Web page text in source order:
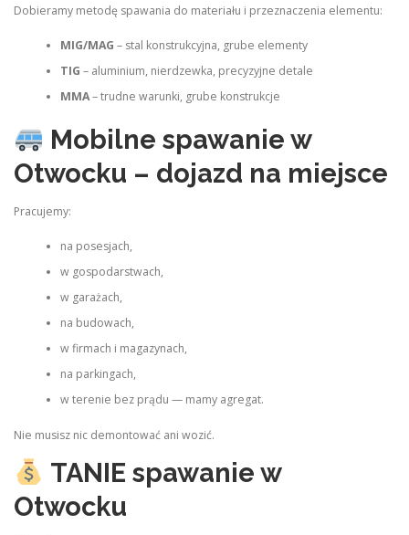
Dobieramy metodę spawania do materiału i przeznaczenia elementu:
MIG/MAG – stal konstrukcyjna, grube elementy
TIG – aluminium, nierdzewka, precyzyjne detale
MMA– trudne warunki, grube konstrukcje
Mobilne spawanie w
Otwocku – dojazd na miejsce
Pracujemy:
na posesjach,
w gospodarstwach,
w garażach,
na budowach,
w firmach i magazynach,
na parkingach,
w terenie bez prądu — mamy agregat.
Nie musisz nic demontować ani wozić.
TANIE spawanie w
Otwocku